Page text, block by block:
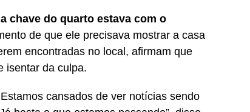
chave do quarto estava com o
de que ele precisava mostrar a casa
encontradas no local, afirmam que
isentar da culpa.
cansados de ver notícias sendo